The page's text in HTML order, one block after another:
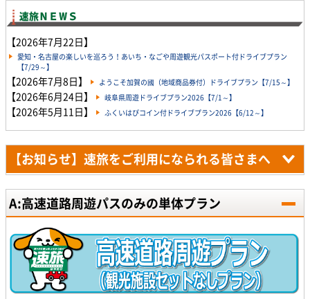
【2026年7月22日】
愛知・名古屋の楽しいを巡ろう！あいち・なごや周遊観光パスポート付ドライブプラン
【7/29～】
【2026年7月8日】 ようこそ加賀の國（地域商品券付）ドライブプラン【7/15～】
【2026年6月24日】 岐阜県周遊ドライブプラン2026【7/1～】
【2026年5月11日】 ふくいはぴコイン付ドライブプラン2026【6/12～】
【お知らせ】速旅をご利用になられる皆さまへ
A:高速道路周遊パスのみの単体プラン